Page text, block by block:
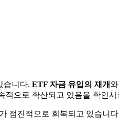
습니다. ETF 자금 유입의 재개와
적으로 확산되고 있음을 확인시
점진적으로 회복되고 있습니